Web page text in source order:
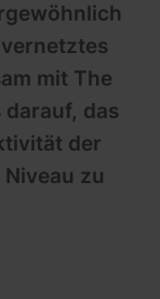
mit The
das
der
zu